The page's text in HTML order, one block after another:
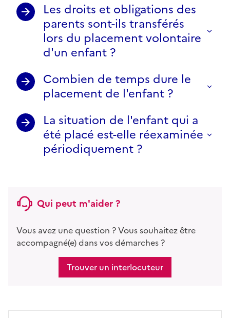
Les droits et obligations des
parents sont-ils transférés
lors du placement volontaire
d'un enfant ?
Combien de temps dure le
placement de l'enfant ?
La situation de l'enfant qui a
été placé est-elle réexaminée
périodiquement ?
Qui peut m'aider ?
Vous avez une question ? Vous souhaitez être
accompagné(e) dans vos démarches ?
Trouver un interlocuteur